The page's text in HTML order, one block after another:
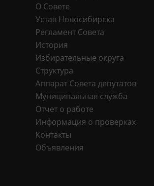
О Совете
Устав Новосибирска
Регламент Совета
История
Избирательные округа
Структура
Аппарат Совета депутатов
Муниципальная служба
Отчет о работе
Информация о проверках
Контакты
Объявления